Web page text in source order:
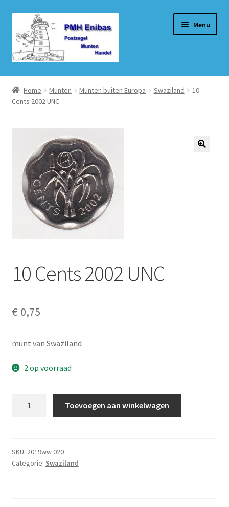
door
naar
navigatie
naar
de
inhoud
Menu
Home
Beurzen
Winkel
Winkelmand
Afrekenen
Mijn account
Privacybeleid PMH Enibas
Home Munten Munten buiten Europa Swaziland
10
Cents 2002 UNC
10 Cents 2002 UNC
€ 0,75
munt van Swaziland
2 op voorraad
aantal
Toevoegen aan winkelwagen
SKU: 2019ww 020
Categorie: Swaziland